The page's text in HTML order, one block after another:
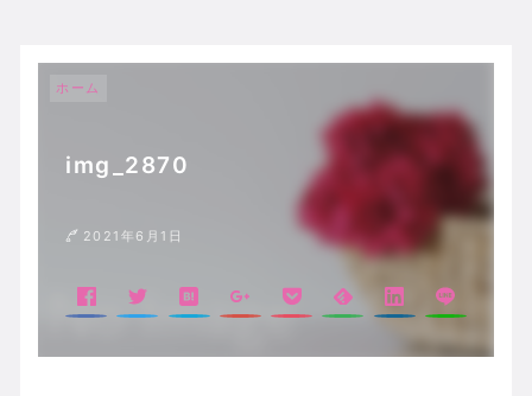
ホーム
img_2870
2021年6月1日